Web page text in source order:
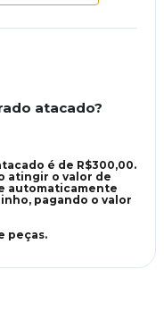
atacado?
é de R$300,00.
atingir o valor de
automaticamente
pagando o valor
peças.